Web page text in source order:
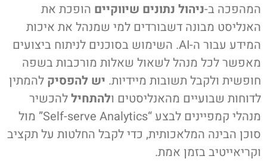
המהפכה ב-ניהול נתונים שיווקיים הופכת את
האנליסט מבונה דשבורדים למי שמנהל את איכות
המידע עבור ה-AI. השימוש בסוכנים לניתוח ביצועים
מאפשר לכל מנהל לשאול שאלות מורכבות בשפה
חופשית ולקבל תשובות מיידיות. יש להפסיק להמתין
לדוחות שבועיים מהאנליסטים ולהתחיללהכשיר
מנהלי קמפיינים לבצע “Self-serve Analytics” מול
סוכן הבינה המלאכותית, כדי לקבל החלטות על תקציב
וקריאייטיב בזמן אמת.